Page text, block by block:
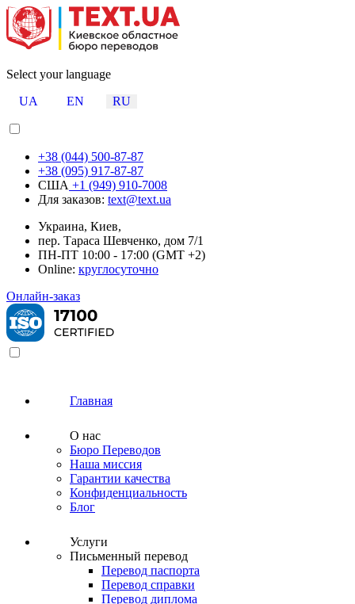
Select your language
UA
EN RU
+38 (044) 500-87-87
+38 (095) 917-87-87
США +1 (949) 910-7008
Для заказов: text@text.ua
Украина, Киев,
пер. Тараса Шевченко, дом 7/1
ПН-ПТ 10:00 - 17:00 (GMT +2)
Online: круглосуточно
Онлайн-заказ
Главная
О нас
Бюро Переводов
Наша миссия
Гарантии качества
Конфиденциальность
Блог
Услуги
Письменный перевод
Перевод паспорта
Перевод справки
Перевод диплома